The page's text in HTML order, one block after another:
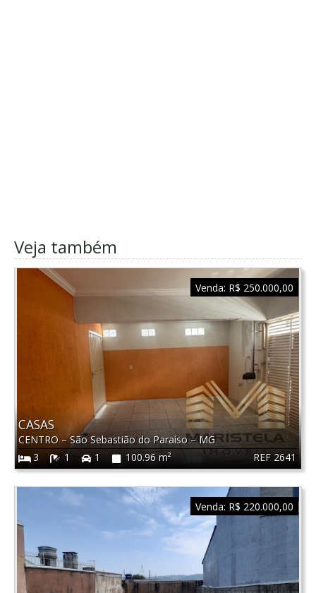
Veja também
REF 2641
CASAS
CENTRO–São Sebastião do Paraíso–MG
3
1 1 100.96 m²
Venda: R$ 250.000,00
Venda: R$ 220.000,00